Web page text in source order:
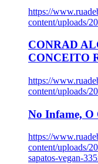
https://
content/uploads/
CONRAD
CONCEITO
https://
content/uploads/
No Infame, O
https://
content/uploads/
sapatos-vegan-